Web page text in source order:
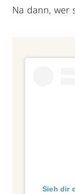
Na dann, wer
Sieh dir